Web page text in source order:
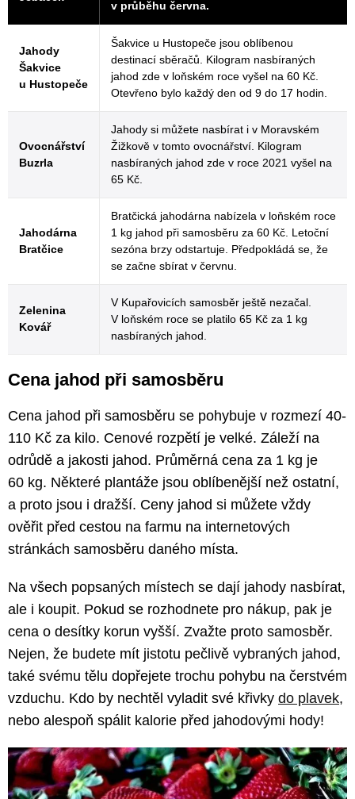
v průběhu června.
Jahody
Šakvice
u Hustopeče
Šakvice u Hustopeče jsou oblíbenou
destinací sběračů. Kilogram nasbíraných
jahod zde v loňském roce vyšel na 60 Kč.
Otevřeno bylo každý den od 9 do 17 hodin.
Ovocnářství
Buzrla
Jahody si můžete nasbírat i v Moravském
Žižkově v tomto ovocnářství. Kilogram
nasbíraných jahod zde v roce 2021 vyšel na
65 Kč.
Jahodárna
Bratčice
Bratčická jahodárna nabízela v loňském roce
1 kg jahod při samosběru za 60 Kč. Letoční
sezóna brzy odstartuje. Předpokládá se, že
se začne sbírat v červnu.
Zelenina
Kovář
V Kupařovicích samosběr ještě nezačal.
V loňském roce se platilo 65 Kč za 1 kg
nasbíraných jahod.
Cena jahod při samosběru
Cena jahod při samosběru se pohybuje v rozmezí 40-
110 Kč za kilo. Cenové rozpětí je velké. Záleží na
odrůdě a jakosti jahod. Průměrná cena za 1 kg je
60 kg. Některé plantáže jsou oblíbenější než ostatní,
a proto jsou i dražší. Ceny jahod si můžete vždy
ověřit před cestou na farmu na internetových
stránkách samosběru daného místa.
Na všech popsaných místech se dají jahody nasbírat,
ale i koupit. Pokud se rozhodnete pro nákup, pak je
cena o desítky korun vyšší. Zvažte proto samosběr.
Nejen, že budete mít jistotu pečlivě vybraných jahod,
také svému tělu dopřejete trochu pohybu na čerstvém
vzduchu. Kdo by nechtěl vyladit své křivky do plavek,
nebo alespoň spálit kalorie před jahodovými hody!